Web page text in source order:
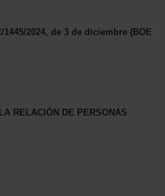
2024, de 3 de diciembre (BOE
RELACIÓN DE PERSONAS